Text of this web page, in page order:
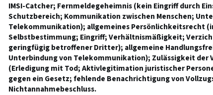
IMSI-Catcher; Fernmeldegeheimnis (kein Eingriff durch
Schutzbereich; Kommunikation zwischen Menschen;
Telekommunikation); allgemeines Persönlichkeitsrecht
Selbstbestimmung; Eingriff; Verhältnismäßigkeit;
geringfügig betroffener Dritter); allgemeine
Unterbindung von Telekommunikation); Zulässigkeit der
(Erledigung mit Tod; Aktivlegitimation juristischer
gegen ein Gesetz; fehlende Benachrichtigung von
Nichtannahmebeschluss.